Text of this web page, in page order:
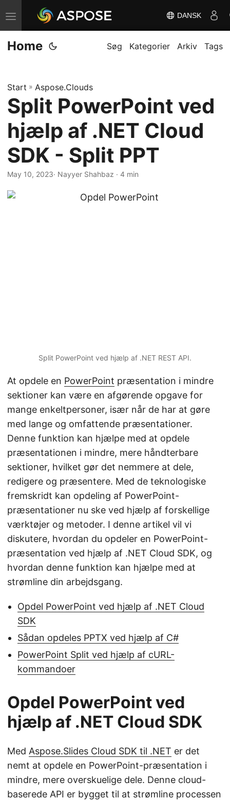
S
k
i
n
a
i
g
a
t
i
DANSK
Home Søg Kategorier Arkiv Tags
Start » Aspose.Clouds
Split PowerPoint ved
hjælp af .NET Cloud
SDK - Split PPT
May 10, 2023· Nayyer Shahbaz · 4 min
Split PowerPoint ved hjælp af .NET REST API.
At opdele en PowerPoint præsentation i mindre
sektioner kan være en afgørende opgave for
mange enkeltpersoner, især når de har at gøre
med lange og omfattende præsentationer.
Denne funktion kan hjælpe med at opdele
præsentationen i mindre, mere håndterbare
sektioner, hvilket gør det nemmere at dele,
redigere og præsentere. Med de teknologiske
fremskridt kan opdeling af PowerPoint-
præsentationer nu ske ved hjælp af forskellige
værktøjer og metoder. I denne artikel vil vi
diskutere, hvordan du opdeler en PowerPoint-
præsentation ved hjælp af .NET Cloud SDK, og
hvordan denne funktion kan hjælpe med at
strømline din arbejdsgang.
Opdel PowerPoint ved hjælp af .NET Cloud
SDK
Sådan opdeles PPTX ved hjælp af C#
PowerPoint Split ved hjælp af cURL-
kommandoer
Opdel PowerPoint ved
hjælp af .NET Cloud SDK
Med Aspose.Slides Cloud SDK til .NET er det
nemt at opdele en PowerPoint-præsentation i
mindre, mere overskuelige dele. Denne cloud-
baserede API er bygget til at strømline processen